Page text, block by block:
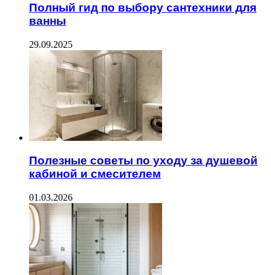
Полный гид по выбору сантехники для
ванны
29.09.2025
Полезные советы по уходу за душевой
кабиной и смесителем
01.03.2026